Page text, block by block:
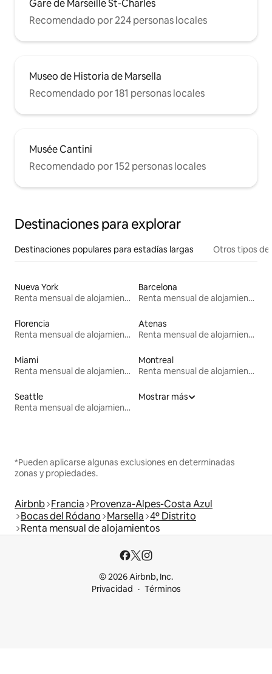
Gare de Marseille St-Charles
Recomendado por 224 personas locales
Museo de Historia de Marsella
Recomendado por 181 personas locales
Musée Cantini
Recomendado por 152 personas locales
Destinaciones para explorar
Destinaciones populares para estadías largas Otros tipos de
Nueva York
Renta mensual de alojamientos
Barcelona
Renta mensual de alojamientos
Florencia
Renta mensual de alojamientos
Atenas
Renta mensual de alojamientos
Miami
Renta mensual de alojamientos
Montreal
Renta mensual de alojamientos
Seattle
Renta mensual de alojamientos
Mostrar más
*Pueden aplicarse algunas exclusiones en determinadas
zonas y propiedades.
Airbnb Francia Provenza-Alpes-Costa Azul
Bocas del Ródano Marsella 4º Distrito
Renta mensual de alojamientos
© 2026 Airbnb, Inc.
Privacidad
Términos